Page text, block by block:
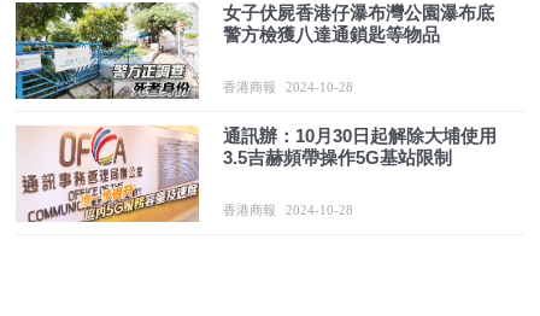
女子伏屍香港仔瀑布灣公園瀑布底
警方檢獲八達通鎖匙等物品
香港商報 2024-10-28
通訊辦：10月30日起解除大埔使用
3.5吉赫頻帶操作5G基站限制
香港商報 2024-10-28